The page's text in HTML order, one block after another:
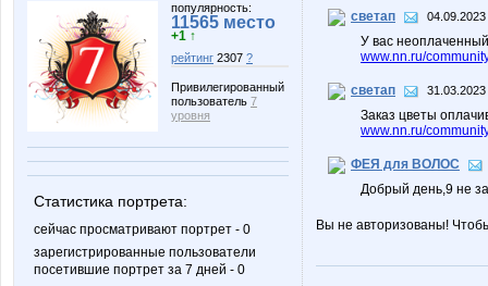
популярность:
11565 место
+1 ↑
рейтинг 2307 ?
Привилегированный
пользователь 7
уровня
Статистика портрета:
сейчас просматривают портрет - 0
зарегистрированные пользователи
посетившие портрет за 7 дней - 0
светап
У вас
www.nn.ru/
светап
Заказ цветы
www.nn.ru/
ФЕЯ для ВОЛОС
Добрый день,9 не
Вы не авторизованы!